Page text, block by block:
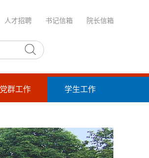
人才招聘 书记信箱 院长信箱
党群工作 学生工作